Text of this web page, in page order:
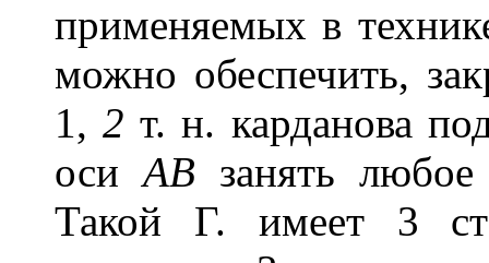
применяемых в
можно обеспечить,
1,2 т. н. карданова
осиАВ занять
Такой Г. имеет 3